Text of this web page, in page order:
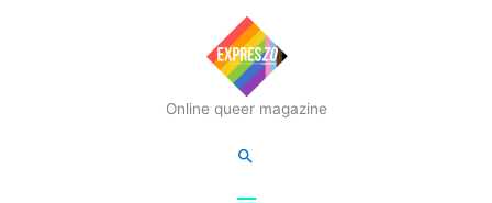
Online queer magazine
Hoofdmenu
Zoeken